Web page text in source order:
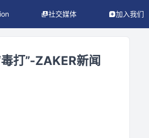
社交媒体 加入我们
打”-ZAKER新闻